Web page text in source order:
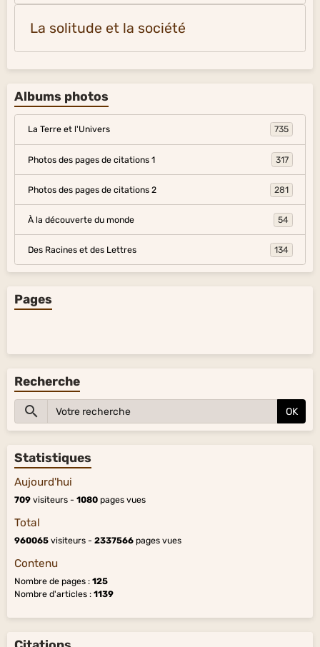
La solitude et la société
Albums photos
La Terre et l'Univers 735
Photos des pages de citations 1 317
Photos des pages de citations 2 281
À la découverte du monde 54
Des Racines et des Lettres 134
Pages
Recherche
OK
Statistiques
Aujourd'hui
709 visiteurs - 1080 pages vues
Total
960065 visiteurs - 2337566 pages vues
Contenu
Nombre de pages : 125
Nombre d'articles : 1139